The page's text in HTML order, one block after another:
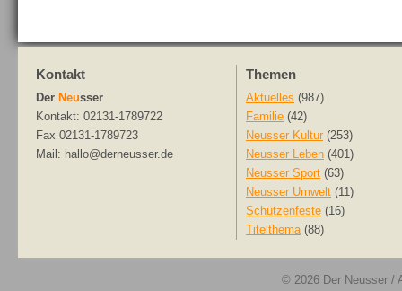
Kontakt
Der Neusser
Kontakt: 02131-1789722
Fax 02131-1789723
Mail: hallo@derneusser.de
Themen
Aktuelles (987)
Familie (42)
Neusser Kultur (253)
Neusser Leben (401)
Neusser Sport (63)
Neusser Umwelt (11)
Schützenfeste (16)
Titelthema(88)
© 2026 Der Neusser /